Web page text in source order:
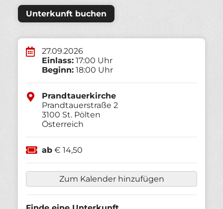
Unterkunft buchen
27.09.2026
Einlass: 17:00 Uhr
Beginn: 18:00 Uhr
Prandtauerkirche
Prandtauerstraße 2
3100 St. Pölten
Österreich
ab € 14,50
Zum Kalender hinzufügen